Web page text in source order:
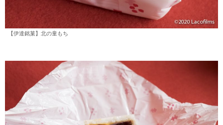
【伊達銘菓】北の童もち